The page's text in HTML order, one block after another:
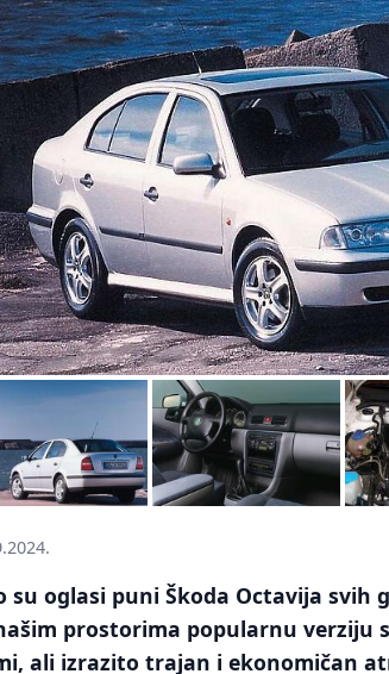
su oglasi puni Škoda Octavija svih
prostorima popularnu verziju
ali izrazito trajan i ekonomičan